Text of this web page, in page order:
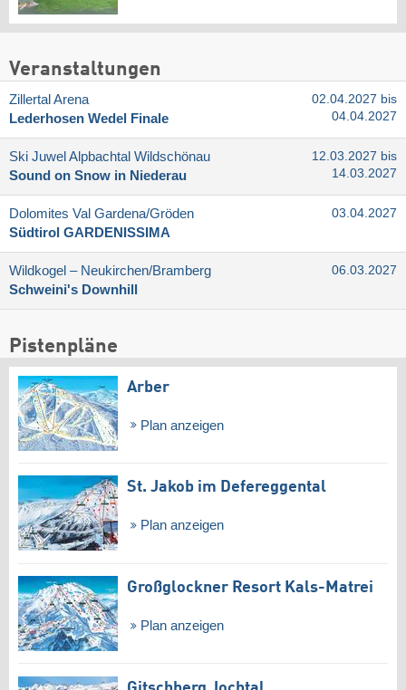
Veranstaltungen
Zillertal Arena
Lederhosen Wedel Finale
02.04.2027 bis
04.04.2027
Ski Juwel Alpbachtal Wildschönau
Sound on Snow in Niederau
12.03.2027 bis
14.03.2027
Dolomites Val Gardena/​Gröden
Südtirol GARDENISSIMA
03.04.2027
Wildkogel – Neukirchen/​Bramberg
Schweini's Downhill
06.03.2027
Pistenpläne
Arber
Plan anzeigen
St. Jakob im Defereggental
Plan anzeigen
Großglockner Resort Kals-Matrei
Plan anzeigen